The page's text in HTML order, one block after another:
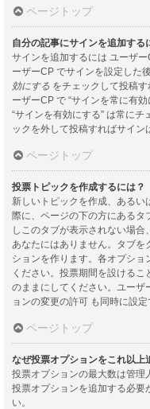
ページトップ
自分の記事にサインを追加する
サインを追加するには ユーザ
ーザーCP でサインを設定した
効にする をチェックして投稿
ーザーCP で “サインを常に有
“サインを有効にする” は常に
ックを外して投稿すればサイン
ページトップ
投票トピックを作成するには？
新しいトピックを作成、ある
際に、ページの下の方にあるタ
しこのタブが表示されない場
あなたにはありません。タブ
ションを作ります。各オプシ
ください。投票期間を設ける
のままにしてください。ユーザ
ョンの変更の許可 も同時に設定
ページトップ
なぜ投票オプションをこれ以上
投票オプションの最大数は管理
投票オプションを追加する必要
い。